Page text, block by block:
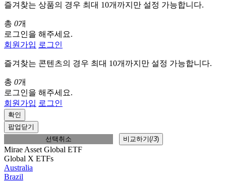
즐겨찾는 상품의 경우 최대 10개까지만 설정 가능합니다.
총 0개
로그인을 해주세요.
회원가입 로그인
즐겨찾는 콘텐츠의 경우 최대 10개까지만 설정 가능합니다.
총 0개
로그인을 해주세요.
회원가입 로그인
확인
팝업닫기
선택취소
비교하기(/3)
Mirae Asset Global ETF
Global X ETFs
Australia
Brazil